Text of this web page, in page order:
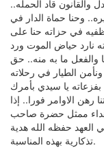
والقانون قاد الحمله..
وحنا حماة الدار في
في حزاته حنا على
نارد حياض الموت ورد
والفعل ما به منه.. حق
الطيار في رحلاته
بفزعاته يا سيدي بأمرك
رهن الاوامر فورا.. إذا
اهداء ممثل حضرة صاحب
العهد حفظه الله هدية
تذكارية بهذه المناسبة.